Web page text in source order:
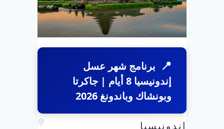
برنامج شهر عسل
إندونيسيا 8 أيام | جاكرتا
وبونشاك وباندونغ 2026
اندونيسيا